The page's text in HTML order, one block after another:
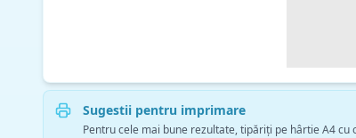
Sugestii pentru imprimare
Pentru cele mai bune rezultate, tipăriți pe hârtie A4